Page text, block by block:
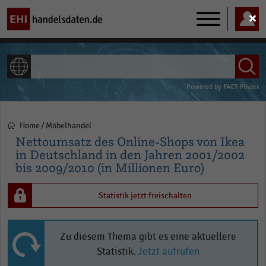
Main
navigation
Powered by FACT-Finder
Pfadnavigation
Home Möbelhandel
Nettoumsatz des Online-Shops von Ikea
in Deutschland in den Jahren 2001/2002
bis 2009/2010 (in Millionen Euro)
Statistik jetzt freischalten
Zu diesem Thema gibt es eine aktuellere
Statistik. Jetzt aufrufen